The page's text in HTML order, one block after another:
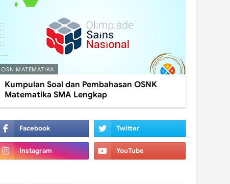
OSN MATEMATIKA
Kumpulan Soal dan Pembahasan OSNK
Matematika SMA Lengkap